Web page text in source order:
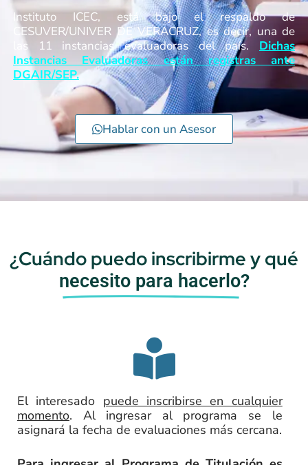
Instituto ICEC, está bajo el respaldo de
CESUVER/UNIVER DE VERACRUZ, es decir, una de
las 11 instancias evaluadoras del país. Dichas
Instancias Evaluadoras están registras ante
DGAIR/SEP.
Hablar con un Asesor
¿Cuándo puedo inscribirme y qué
necesito para hacerlo?
El interesado puede inscribirse en cualquier
momento. Al ingresar al programa se le
asignará la fecha de evaluaciones más cercana.